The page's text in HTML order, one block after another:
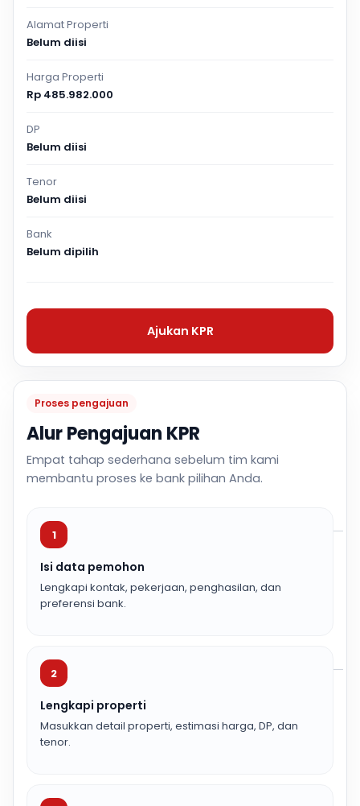
Proses pengajuan
Alur Pengajuan KPR
Empat tahap sederhana sebelum tim kami
membantu proses ke bank pilihan Anda.
1
Isi data pemohon
Lengkapi kontak, pekerjaan, penghasilan, dan
preferensi bank.
2
Lengkapi properti
Masukkan detail properti, estimasi harga, DP, dan
tenor.
Alamat Properti
Belum diisi
Harga Properti
Rp 485.982.000
DP
Belum diisi
Tenor
Belum diisi
Bank
Belum dipilih
Ajukan KPR